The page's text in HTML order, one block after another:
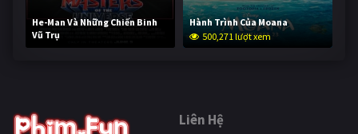
He-Man Và Những Chiến Binh
Vũ Trụ
249,836 lượt xem
Hành Trình Của Moana
500,271 lượt xem
Liên Hệ